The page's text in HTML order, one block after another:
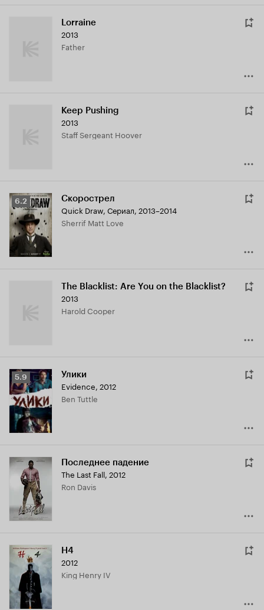
Lorraine
2013
Father
Keep Pushing
2013
Staff Sergeant Hoover
Рейтинг
Кинопоиска
6.2
6.2 Скорострел
Quick Draw, Сериал, 2013–2014
Sherrif Matt Love
The Blacklist: Are You on the Blacklist?
2013
Harold Cooper
Рейтинг
Кинопоиска
5.9
5.9 Улики
Evidence, 2012
Ben Tuttle
Последнее падение
The Last Fall, 2012
Ron Davis
H4
2012
King Henry IV